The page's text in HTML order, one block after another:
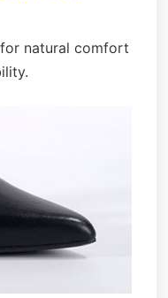
natural comfort